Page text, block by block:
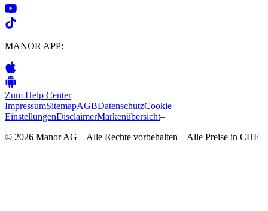
MANOR APP:
Zum Help Center
ImpressumSitemapAGBDatenschutzCookie
EinstellungenDisclaimerMarkenübersicht–
© 2026 Manor AG – Alle Rechte vorbehalten – Alle Preise in CHF